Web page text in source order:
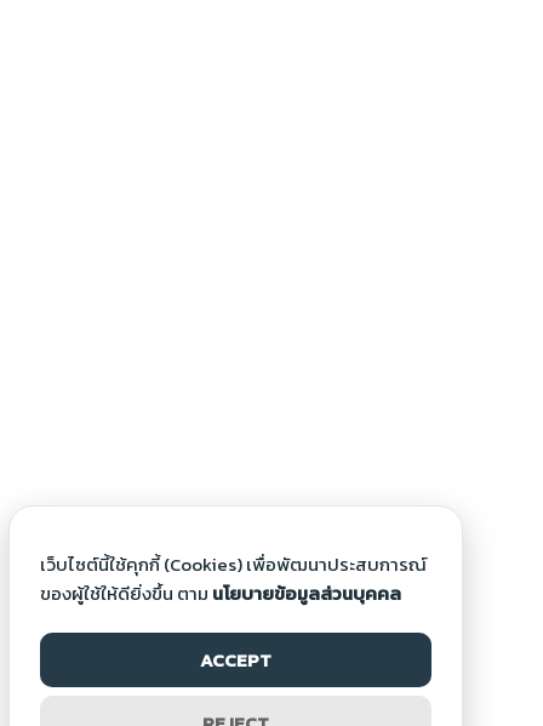
เว็บไซต์นี้ใช้คุกกี้ (Cookies) เพื่อพัฒนาประสบการณ์
ของผู้ใช้ให้ดียิ่งขึ้น ตาม นโยบายข้อมูลส่วนบุคคล
ACCEPT